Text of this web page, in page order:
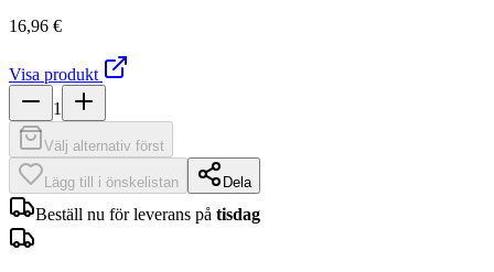
16,96 €
Visa produkt
1
Välj alternativ först
Lägg till i önskelistan Dela
Beställ nu för leverans på tisdag